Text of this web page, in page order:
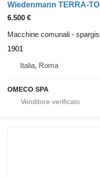
Wiedenmann TERRA-
6.500 €
Macchine comunali -
1901
Italia, Roma
OMECO SPA